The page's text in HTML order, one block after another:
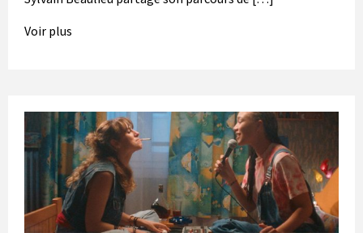
Voir plus